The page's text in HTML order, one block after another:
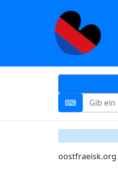
oostfraeisk.org